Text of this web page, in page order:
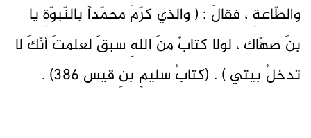
والطّاعةِ ، فقالَ : ( والذي كرّمَ محمّداً بالنّبوّةِ يا
بنَ صهّاك ، لولا كتابٌ منَ اللهِ سبقَ لعلمتَ أنّكَ لا
تدخلُ بيتي ) . (كتابُ سليمٍ بنِ قيس 386) .